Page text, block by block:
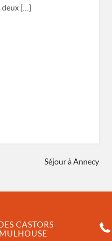
deux […]
Séjour à Annecy
CASTORS